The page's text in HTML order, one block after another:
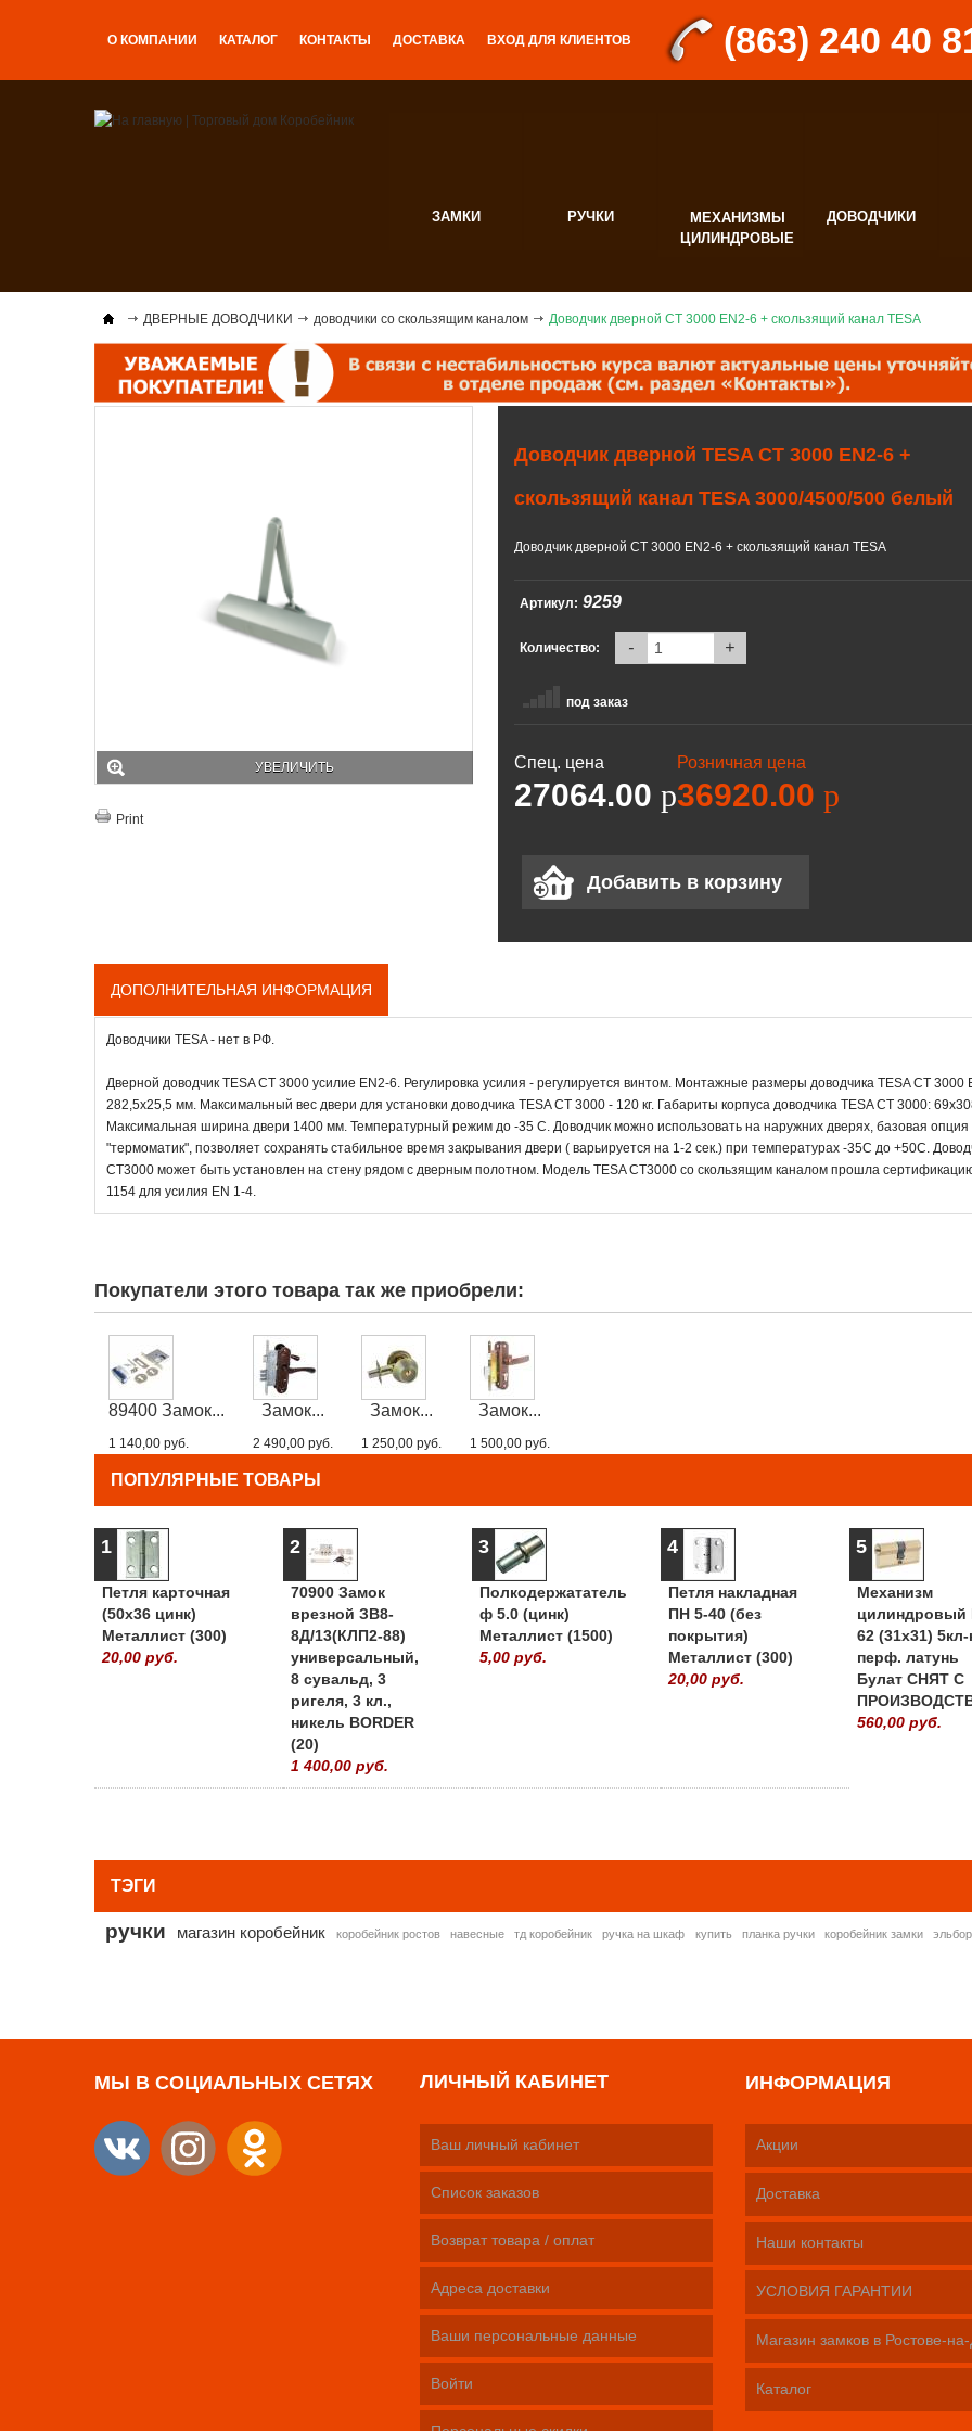
О КОМПАНИИ КАТАЛОГ КОНТАКТЫ ДОСТАВКА ВХОД ДЛЯ КЛИЕНТОВ
ЗАМКИ РУЧКИ
МЕХАНИЗМЫ
ЦИЛИНДРОВЫЕ
ДОВОДЧИКИ
(863) 240 40
ДВЕРНЫЕ ДОВОДЧИКИ доводчики со скользящим каналом Доводчик дверной CT 3000 EN2-6 + скользящий канал TESA
УВЕЛИЧИТЬ
Print
Доводчик дверной TESA CT 3000 EN2-6 +
скользящий канал TESA 3000/4500/500 белый
Доводчик дверной CT 3000 EN2-6 + скользящий канал TESA
Артикул: 9259
Количество: - +
под заказ
Спец. цена
27064.00 p
Розничная цена
36920.00 p
ДОПОЛНИТЕЛЬНАЯ ИНФОРМАЦИЯ
Доводчики TESA - нет в РФ.
Дверной доводчик TESA CT 3000 усилие EN2-6. Регулировка усилия - регулируется винтом. Монтажные размеры доводчика TESA CT 3000
282,5х25,5 мм. Максимальный вес двери для установки доводчика TESA CT 3000 - 120 кг. Габариты корпуса доводчика TESA CT 3000:
Максимальная ширина двери 1400 мм. Температурный режим до -35 С. Доводчик можно использовать на наружних дверях, базовая опция
"термоматик", позволяет сохранять стабильное время закрывания двери ( варьируется на 1-2 сек.) при температурах -35С до +50С.
CT3000 может быть установлен на стену рядом с дверным полотном. Модель TESA CT3000 со скользящим каналом прошла
1154 для усилия EN 1-4.
Покупатели этого товара так же приобрели:
89400 Замок...
1 140,00 руб.
Замок...
2 490,00 руб.
Замок...
1 250,00 руб.
Замок...
1 500,00 руб.
ПОПУЛЯРНЫЕ ТОВАРЫ
1
Петля карточная
(50х36 цинк)
Металлист (300)
20,00 руб.
2
70900 Замок
врезной ЗВ8-
8Д/13(КЛП2-88)
универсальный,
8 сувальд, 3
ригеля, 3 кл.,
никель BORDER
(20)
1 400,00 руб.
3
Полкодержататель
ф 5.0 (цинк)
Металлист (1500)
5,00 руб.
4
Петля накладная
ПН 5-40 (без
покрытия)
Металлист (300)
20,00 руб.
5
Механизм
цилиндровый
62 (31х31) 5кл-
перф. латунь
Булат СНЯТ С
560,00 руб.
ТЭГИ
ручки магазин коробейник коробейник ростов навесные тд коробейник ручка на шкаф купить планка ручки коробейник замки эльбор
МЫ В СОЦИАЛЬНЫХ СЕТЯХ ЛИЧНЫЙ КАБИНЕТ
Ваш личный кабинет
Список заказов
Возврат товара / оплат
Адреса доставки
Ваши персональные данные
Войти
ИНФОРМАЦИЯ
Акции
Доставка
Наши контакты
УСЛОВИЯ ГАРАНТИИ
Магазин замков в Ростове-
Каталог